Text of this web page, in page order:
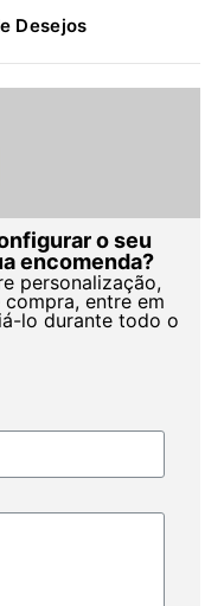
Desejos
o seu
encomenda?
personalização,
entre em
lo durante todo o